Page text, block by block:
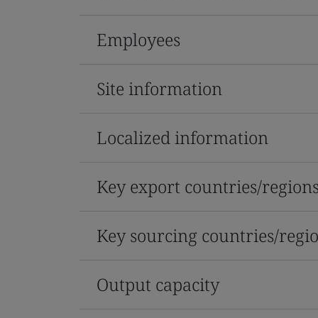
Employees
Site information
Localized information
Key export countries/regions
Key sourcing countries/
Output capacity